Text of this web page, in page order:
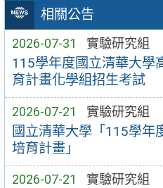
相關公告
2026-07-31 實驗研究組
115學年度國立清華大學
育計畫化學組招生考試
2026-07-21 實驗研究組
國立清華大學「115學年
培育計畫」
2026-07-21 實驗研究組